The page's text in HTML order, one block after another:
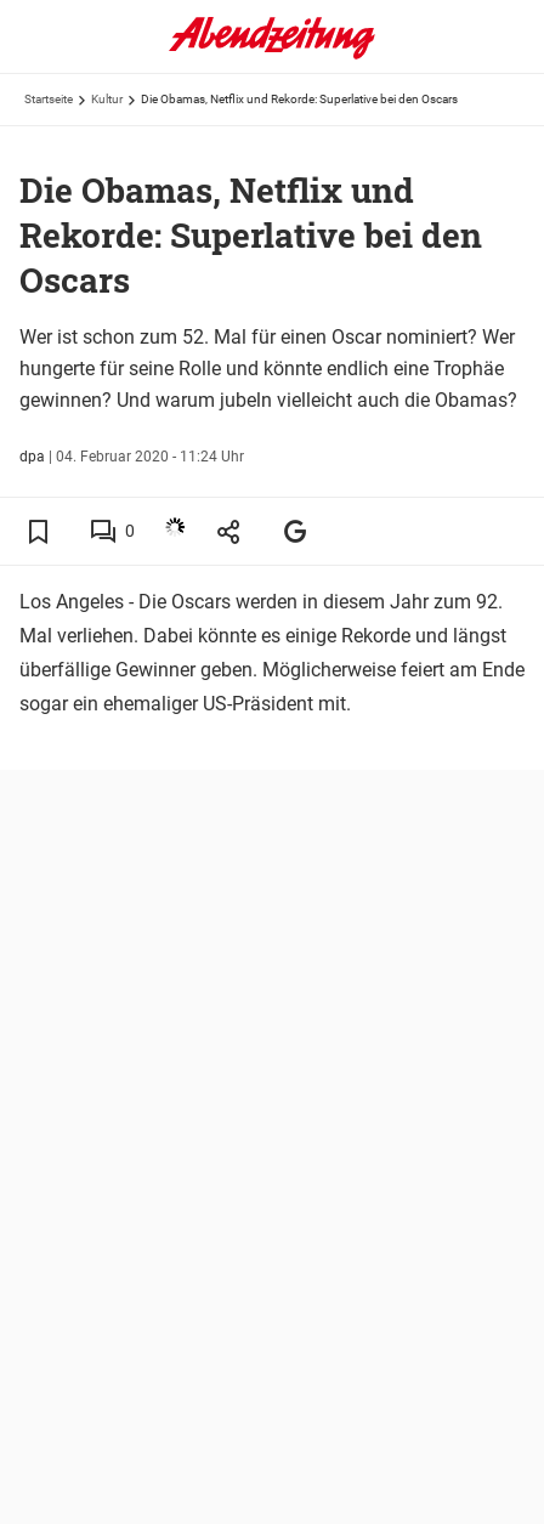
Startseite Kultur Die Obamas, Netflix und Rekorde: Superlative bei den Oscars
Die Obamas, Netflix und
Rekorde: Superlative bei den
Oscars
Wer ist schon zum 52. Mal für einen Oscar nominiert? Wer
hungerte für seine Rolle und könnte endlich eine Trophäe
gewinnen? Und warum jubeln vielleicht auch die Obamas?
dpa | 04. Februar 2020 - 11:24 Uhr
0
Los Angeles - Die Oscars werden in diesem Jahr zum 92.
Mal verliehen. Dabei könnte es einige Rekorde und längst
überfällige Gewinner geben. Möglicherweise feiert am Ende
sogar ein ehemaliger US-Präsident mit.